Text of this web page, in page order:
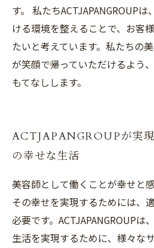
す。 私たちACTJAPANGROUP
ける環境を整えることで、お客
たいと考えています。私たちの
が笑顔で帰っていただけるよう
もてなしします。
ACTJAPANGROUPが実
の幸せな生活
美容師として働くことが幸せと
その幸せを実現するためには、
必要です。ACTJAPANGROUPは
生活を実現するために、様々な